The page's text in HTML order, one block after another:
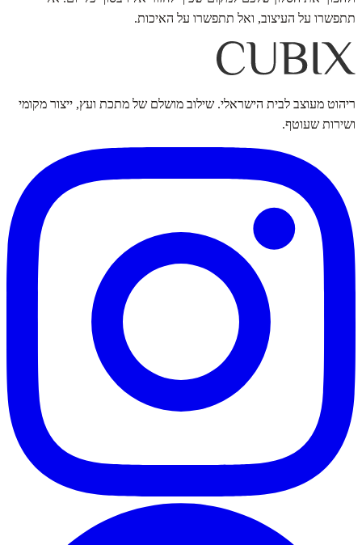
תתפשרו על העיצוב, ואל תתפשרו על האיכות.
ריהוט מעוצב לבית הישראלי. שילוב מושלם של מתכת ועץ, ייצור מקומי
ושירות שעוטף.